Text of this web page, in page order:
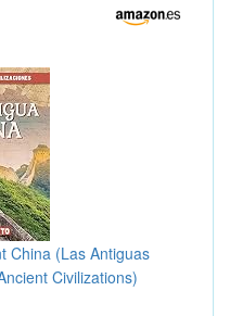
China (Las Antiguas
Civilizations)